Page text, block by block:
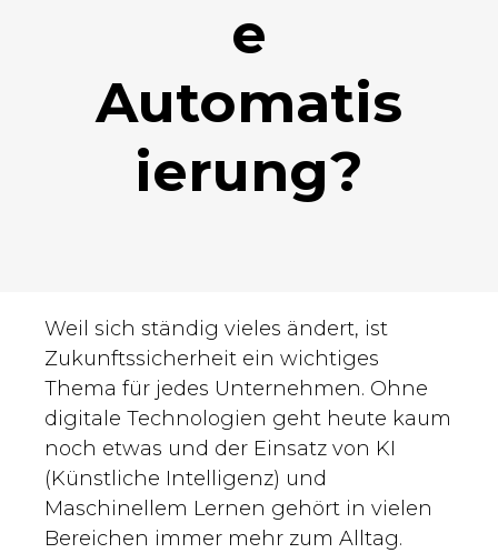
e
Automatis
ierung?
Weil sich ständig vieles ändert, ist
Zukunftssicherheit ein wichtiges
Thema für jedes Unternehmen. Ohne
digitale Technologien geht heute kaum
noch etwas und der Einsatz von KI
(Künstliche Intelligenz) und
Maschinellem Lernen gehört in vielen
Bereichen immer mehr zum Alltag.